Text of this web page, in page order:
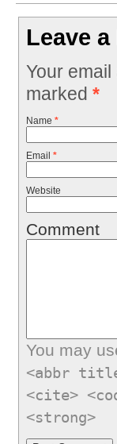
Leave
Your
marked *
Name *
Email *
Website
Comment
You may
<abbr
<cite>
<strong>